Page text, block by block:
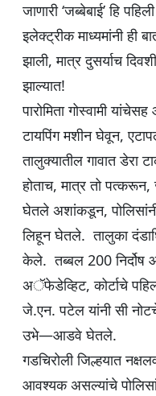
जाणारी ‘जब्बेबाई’ हि
इलेक्ट्रीक माध्यमांनी ही
झाली, मात्र दुसर्याच
झाल्यात!
पारोमिता गोस्वामी
टायपिंग मशीन घेवून,
तालुक्यातील गावात
होताच, मात्र तो
घेतले अशांकडून,
लिहून घेतले. तालुका
केले. तब्बल 200 निर्दोष
अॅफेडेव्हिट, कोर्टाचे
जे.एन. पटेल यांनी सी
उभे—आडवे घेतले.
गडचिरोली जिल्हयात
आवश्यक असल्यांचे